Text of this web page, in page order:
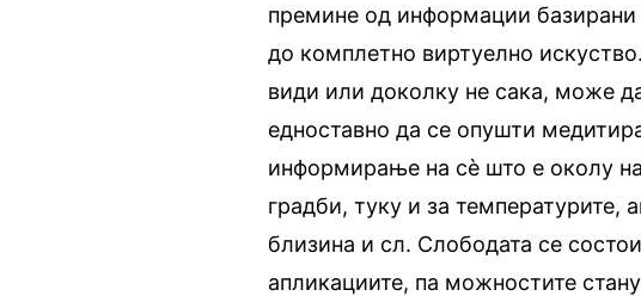
премине од информации базирани
до комплетно виртуелно
види или доколку не сака, може
едноставно да се опушти
информирање на сè што е околу
градби, туку и за температурите,
близина и сл. Слободата се
апликациите, па можностите